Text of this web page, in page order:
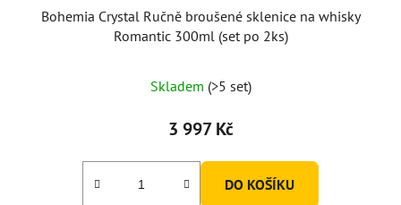
Bohemia Crystal Ručně broušené sklenice na whisky
Romantic 300ml (set po 2ks)
Skladem (>5 set)
3 997 Kč
DO KOŠÍKU